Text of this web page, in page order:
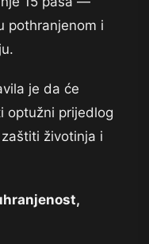
pothranjenom i
je da će
optužni prijedlog
životinja i